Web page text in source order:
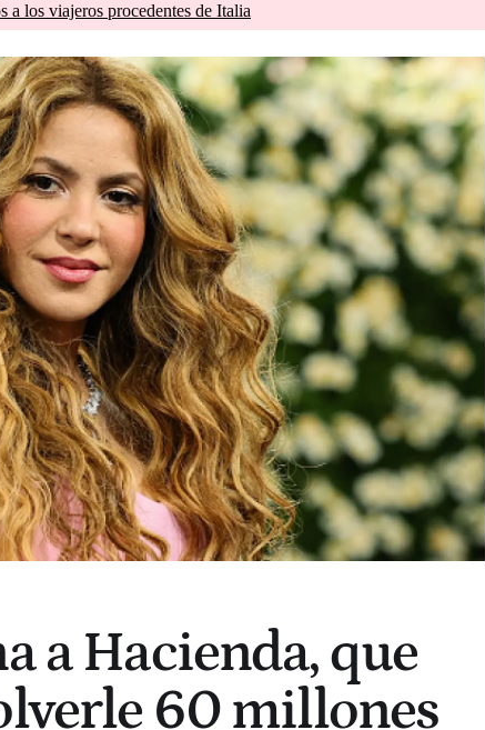
a los viajeros procedentes de Italia
a Hacienda, que
60 millones